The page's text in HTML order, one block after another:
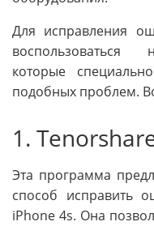
Для исправления
воспользоваться
которые
подобных проблем.
1.
Эта программа
способ исправить
iPhone 4s. Она